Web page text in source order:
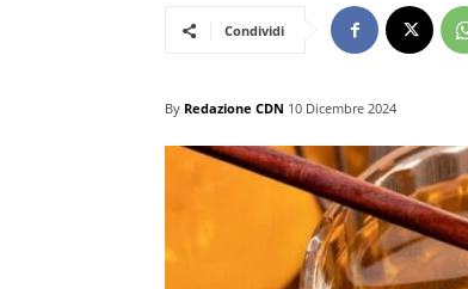
Condividi
By Redazione CDN 10 Dicembre 2024